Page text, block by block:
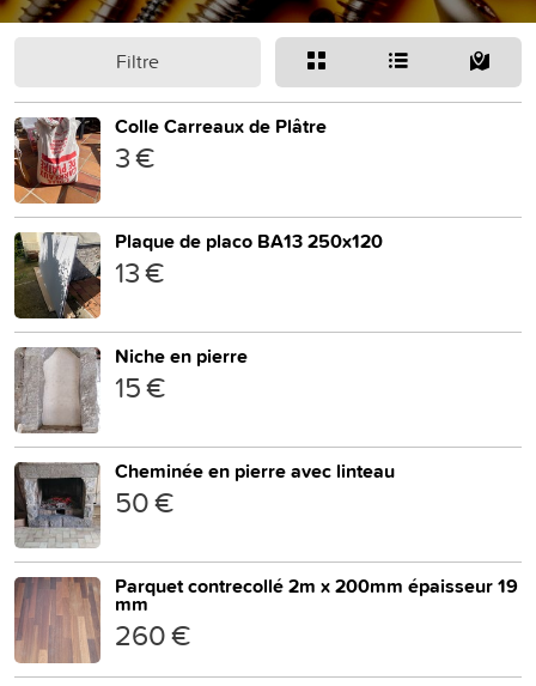
Filtre
Colle Carreaux de Plâtre
3 €
Plaque de placo BA13 250x120
13 €
Niche en pierre
15 €
Cheminée en pierre avec linteau
50 €
Parquet contrecollé 2m x 200mm épaisseur 19
mm
260 €